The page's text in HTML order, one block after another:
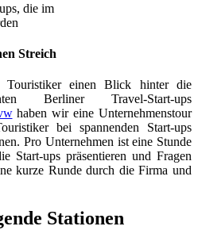
die im
Streich
einen Blick hinter die
Berliner Travel-Start-ups
haben wir eine Unternehmenstour
bei spannenden Start-ups
Pro Unternehmen ist eine Stunde
Start-ups präsentieren und Fragen
kurze Runde durch die Firma und
Stationen